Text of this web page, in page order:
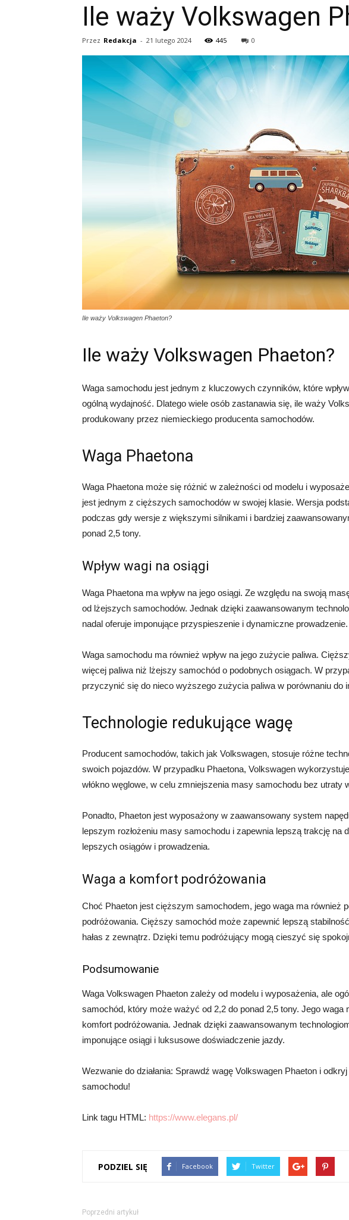
Ile waży Volkswagen
Przez Redakcja - 21 lutego 2024 445 0
Ile waży Volkswagen Phaeton?
Ile waży Volkswagen Phaeton?
Waga samochodu jest jednym z kluczowych czynników, które
ogólną wydajność. Dlatego wiele osób zastanawia się, ile waży
produkowany przez niemieckiego producenta samochodów.
Waga Phaetona
Waga Phaetona może się różnić w zależności od modelu i
jest jednym z cięższych samochodów w swojej klasie. Wersja
podczas gdy wersje z większymi silnikami i bardziej
ponad 2,5 tony.
Wpływ wagi na osiągi
Waga Phaetona ma wpływ na jego osiągi. Ze względu na swoją
od lżejszych samochodów. Jednak dzięki zaawansowanym
nadal oferuje imponujące przyspieszenie i dynamiczne prowadzenie.
Waga samochodu ma również wpływ na jego zużycie paliwa.
więcej paliwa niż lżejszy samochód o podobnych osiągach. W
przyczynić się do nieco wyższego zużycia paliwa w porównaniu do
Technologie redukujące wagę
Producent samochodów, takich jak Volkswagen, stosuje różne
swoich pojazdów. W przypadku Phaetona, Volkswagen
włókno węglowe, w celu zmniejszenia masy samochodu bez utraty
Ponadto, Phaeton jest wyposażony w zaawansowany system
lepszym rozłożeniu masy samochodu i zapewnia lepszą trakcję na
lepszych osiągów i prowadzenia.
Waga a komfort podróżowania
Choć Phaeton jest cięższym samochodem, jego waga ma również
podróżowania. Cięższy samochód może zapewnić lepszą
hałas z zewnątrz. Dzięki temu podróżujący mogą cieszyć się
Podsumowanie
Waga Volkswagen Phaeton zależy od modelu i wyposażenia, ale
samochód, który może ważyć od 2,2 do ponad 2,5 tony. Jego waga
komfort podróżowania. Jednak dzięki zaawansowanym
imponujące osiągi i luksusowe doświadczenie jazdy.
Wezwanie do działania: Sprawdź wagę Volkswagen Phaeton i
samochodu!
Link tagu HTML: https://www.elegans.pl/
PODZIEL SIĘ Facebook Twitter
Poprzedni artykuł